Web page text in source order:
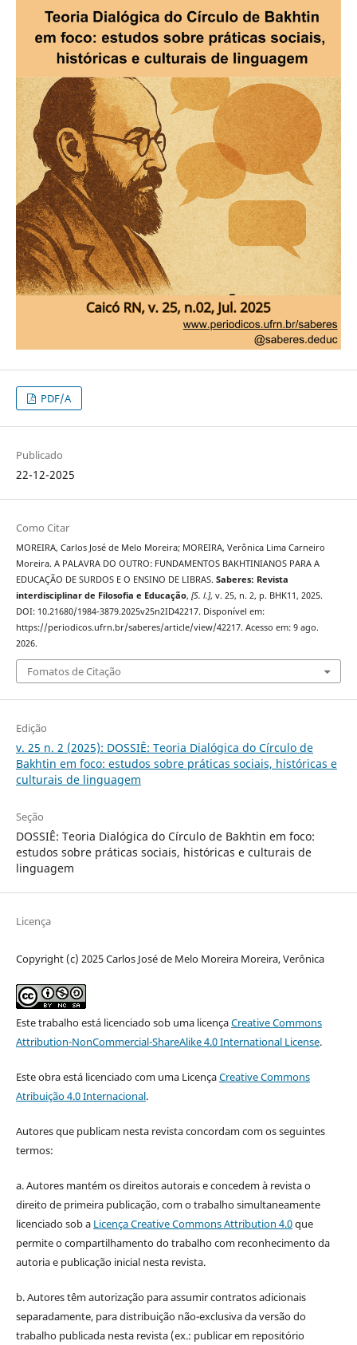
PDF/A
Publicado
22-12-2025
Como Citar
MOREIRA, Carlos José de Melo Moreira; MOREIRA, Verônica Lima Carneiro
Moreira. A PALAVRA DO OUTRO: FUNDAMENTOS BAKHTINIANOS PARA A
EDUCAÇÃO DE SURDOS E O ENSINO DE LIBRAS. Saberes: Revista
interdisciplinar de Filosofia e Educação, [S. l.], v. 25, n. 2, p. BHK11, 2025.
DOI: 10.21680/1984-3879.2025v25n2ID42217. Disponível em:
https://periodicos.ufrn.br/saberes/article/view/42217. Acesso em: 9 ago.
2026.
Fomatos de Citação
Edição
v. 25 n. 2 (2025): DOSSIÊ: Teoria Dialógica do Círculo de
Bakhtin em foco: estudos sobre práticas sociais, históricas e
culturais de linguagem
Seção
DOSSIÊ: Teoria Dialógica do Círculo de Bakhtin em foco:
estudos sobre práticas sociais, históricas e culturais de
linguagem
Licença
Copyright (c) 2025 Carlos José de Melo Moreira Moreira, Verônica
Este trabalho está licenciado sob uma licençaCreative Commons
Attribution-NonCommercial-ShareAlike 4.0 International License.
Este obra está licenciado com uma LicençaCreative Commons
Atribuição 4.0 Internacional.
Autores que publicam nesta revista concordam com os seguintes
termos:
a. Autores mantém os direitos autorais e concedem à revista o
direito de primeira publicação, com o trabalho simultaneamente
licenciado sob a Licença Creative Commons Attribution 4.0que
permite o compartilhamento do trabalho com reconhecimento da
autoria e publicação inicial nesta revista.
b. Autores têm autorização para assumir contratos adicionais
separadamente, para distribuição não-exclusiva da versão do
trabalho publicada nesta revista (ex.: publicar em repositório